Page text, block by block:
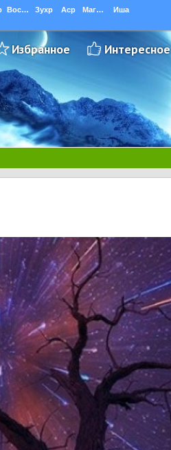
Восход Зухр Аср Магриб Иша
Избранное Интересное